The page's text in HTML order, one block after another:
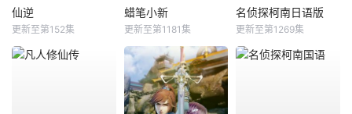
仙逆
更新至第152集
蜡笔小新
更新至第1181集
名侦探柯南日语版
更新至第1269集